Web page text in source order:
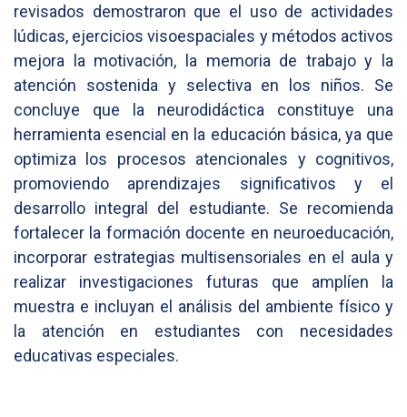
revisados demostraron que el uso de actividades
lúdicas, ejercicios visoespaciales y métodos activos
mejora la motivación, la memoria de trabajo y la
atención sostenida y selectiva en los niños. Se
concluye que la neurodidáctica constituye una
herramienta esencial en la educación básica, ya que
optimiza los procesos atencionales y cognitivos,
promoviendo aprendizajes significativos y el
desarrollo integral del estudiante. Se recomienda
fortalecer la formación docente en neuroeducación,
incorporar estrategias multisensoriales en el aula y
realizar investigaciones futuras que amplíen la
muestra e incluyan el análisis del ambiente físico y
la atención en estudiantes con necesidades
educativas especiales.